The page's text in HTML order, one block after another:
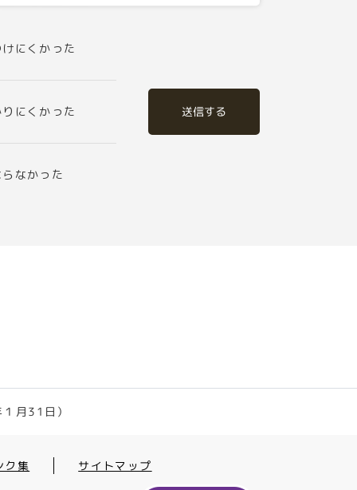
けにくかった
にくかった
なかった
送信する
月31日）
ク集 サイトマップ